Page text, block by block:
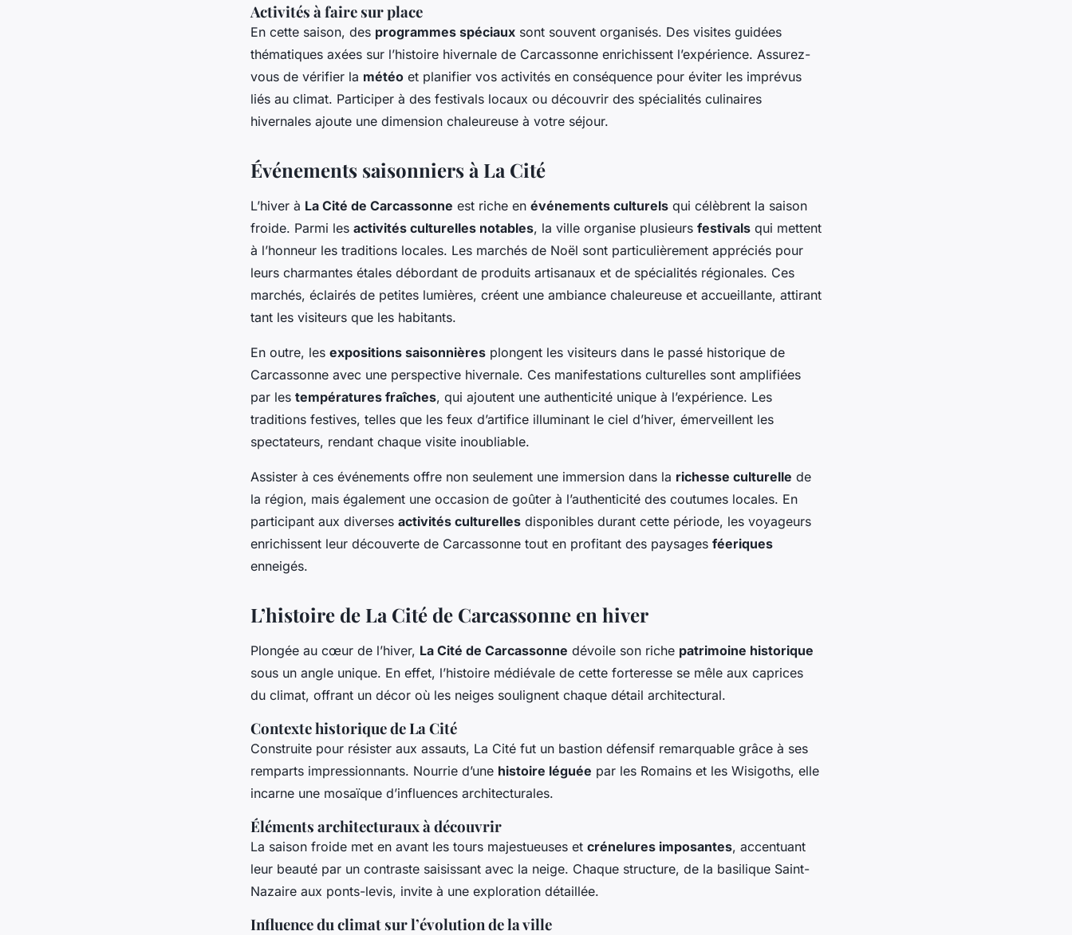
Activités à faire sur place
En cette saison, des programmes spéciaux sont souvent organisés. Des visites guidées
thématiques axées sur l’histoire hivernale de Carcassonne enrichissent l’expérience. Assurez-
vous de vérifier la météo et planifier vos activités en conséquence pour éviter les imprévus
liés au climat. Participer à des festivals locaux ou découvrir des spécialités culinaires
hivernales ajoute une dimension chaleureuse à votre séjour.
Événements saisonniers à La Cité
L’hiver à La Cité de Carcassonne est riche en événements culturels qui célèbrent la saison
froide. Parmi les activités culturelles notables, la ville organise plusieurs festivals qui mettent
à l’honneur les traditions locales. Les marchés de Noël sont particulièrement appréciés pour
leurs charmantes étales débordant de produits artisanaux et de spécialités régionales. Ces
marchés, éclairés de petites lumières, créent une ambiance chaleureuse et accueillante, attirant
tant les visiteurs que les habitants.
En outre, les expositions saisonnières plongent les visiteurs dans le passé historique de
Carcassonne avec une perspective hivernale. Ces manifestations culturelles sont amplifiées
par les températures fraîches, qui ajoutent une authenticité unique à l’expérience. Les
traditions festives, telles que les feux d’artifice illuminant le ciel d’hiver, émerveillent les
spectateurs, rendant chaque visite inoubliable.
Assister à ces événements offre non seulement une immersion dans la richesse culturelle de
la région, mais également une occasion de goûter à l’authenticité des coutumes locales. En
participant aux diverses activités culturelles disponibles durant cette période, les voyageurs
enrichissent leur découverte de Carcassonne tout en profitant des paysages féeriques
enneigés.
L’histoire de La Cité de Carcassonne en hiver
Plongée au cœur de l’hiver, La Cité de Carcassonne dévoile son riche patrimoine historique
sous un angle unique. En effet, l’histoire médiévale de cette forteresse se mêle aux caprices
du climat, offrant un décor où les neiges soulignent chaque détail architectural.
Contexte historique de La Cité
Construite pour résister aux assauts, La Cité fut un bastion défensif remarquable grâce à ses
remparts impressionnants. Nourrie d’une histoire léguée par les Romains et les Wisigoths, elle
incarne une mosaïque d’influences architecturales.
Éléments architecturaux à découvrir
La saison froide met en avant les tours majestueuses et crénelures imposantes, accentuant
leur beauté par un contraste saisissant avec la neige. Chaque structure, de la basilique Saint-
Nazaire aux ponts-levis, invite à une exploration détaillée.
Influence du climat sur l’évolution de la ville